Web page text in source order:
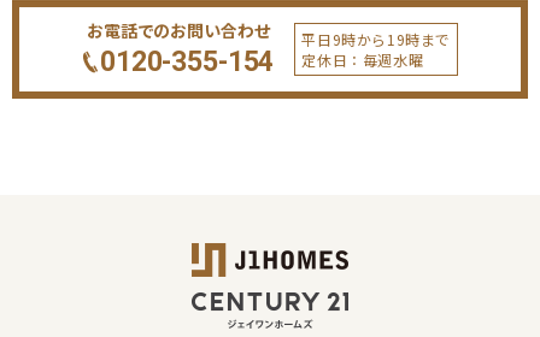
お電話でのお問い合わせ
0120-355-154
平日9時から19時まで
定休日：毎週水曜